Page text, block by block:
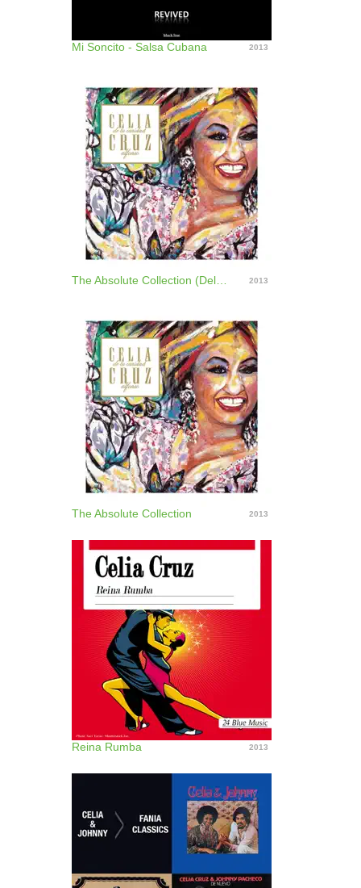
Mi Soncito - Salsa Cubana 2013
2013
The Absolute Collection 2013
Reina Rumba 2013